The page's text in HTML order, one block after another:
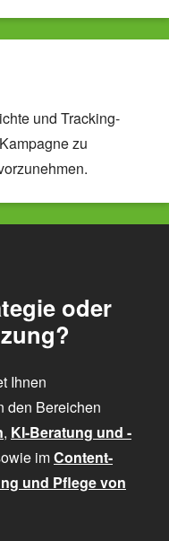
und Tracking-
zu
oder
Ihnen
den Bereichen
, KI-Beratung und -
imContent-
und Pflege von